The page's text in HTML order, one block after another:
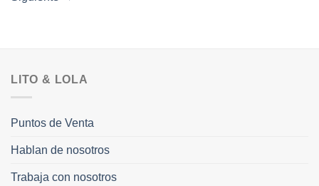
LITO & LOLA
Puntos de Venta
Hablan de nosotros
Trabaja con nosotros